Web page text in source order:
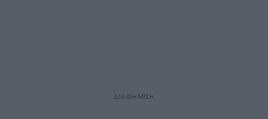
ΔΙΑΦΗΜΙΣΗ